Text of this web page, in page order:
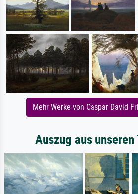
Mehr Werke von Caspar David
Auszug aus unseren